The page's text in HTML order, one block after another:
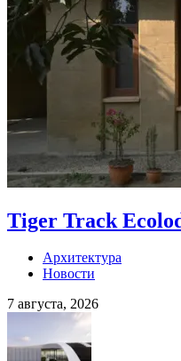
Tiger Track
Архитектура
Новости
7 августа, 2026